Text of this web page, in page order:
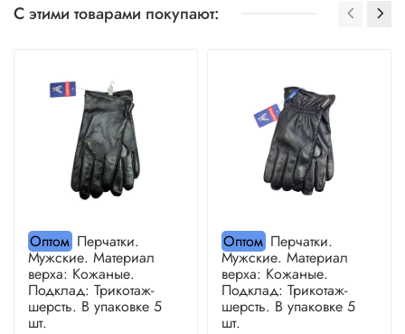
С этими товарами покупают:
ОптомПерчатки.
Мужские. Материал
верха: Кожаные.
Подклад: Трикотаж-
шерсть. В упаковке 5
шт.
ОптомПерчатки.
Мужские. Материал
верха: Кожаные.
Подклад: Трикотаж-
шерсть. В упаковке 5
шт.